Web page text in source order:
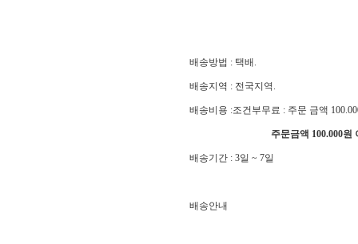
배송방법 : 택배.
배송지역 : 전국지역.
배송비용 :조건부무료 : 주문 금액
주문금액 100.000원
배송기간 : 3일 ~ 7일
배송안내